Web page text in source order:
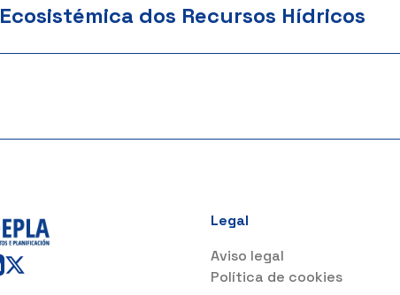
dos Recursos Hídricos
Legal
Aviso legal
Política de cookies